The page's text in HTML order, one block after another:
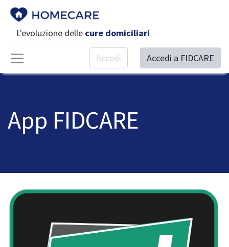
L'evoluzione delle cure domiciliari
Accedi Accedi a FIDCARE
App FIDCARE